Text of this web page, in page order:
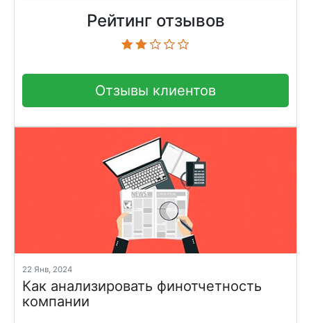
Рейтинг отзывов
Отзывы клиентов
22 Янв, 2024
Как анализировать финотчетность
компании